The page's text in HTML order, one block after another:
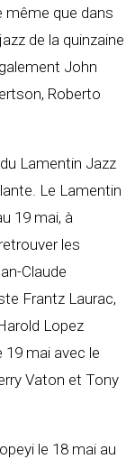
même que dans
de la quinzaine
John
Roberto
Lamentin Jazz
Le Lamentin
19 mai, à
les
Claude
Frantz Laurac,
Lopez
19 mai avec le
Vaton et Tony
le 18 mai au